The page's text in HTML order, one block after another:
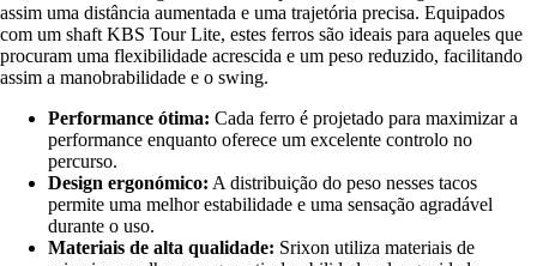
assim uma distância aumentada e uma trajetória precisa. Equipados
com um shaft KBS Tour Lite, estes ferros são ideais para aqueles que
procuram uma flexibilidade acrescida e um peso reduzido, facilitando
assim a manobrabilidade e o swing.
Performance ótima: Cada ferro é projetado para maximizar a
performance enquanto oferece um excelente controlo no
percurso.
Design ergonómico: A distribuição do peso nesses tacos
permite uma melhor estabilidade e uma sensação agradável
durante o uso.
Materiais de alta qualidade: Srixon utiliza materiais de